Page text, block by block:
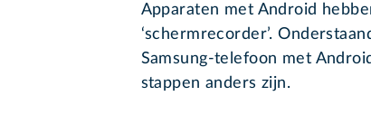
Apparaten met Android
‘schermrecorder’.
Samsung-telefoon met
stappen anders zijn.